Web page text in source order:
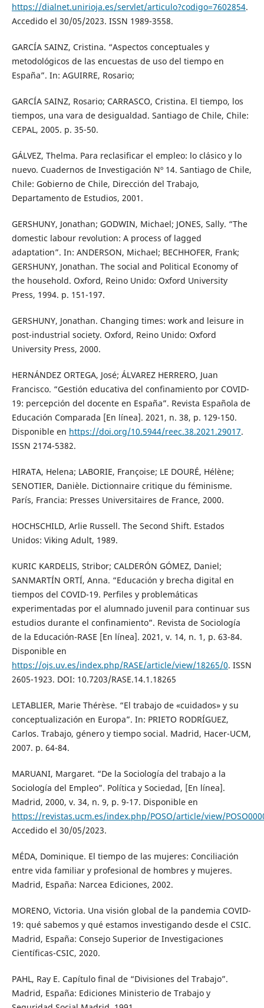
https://dialnet.unirioja.es/servlet/articulo?codigo=7602854.
Accedido el 30/05/2023. ISSN 1989-3558.
GARCÍA SAINZ, Cristina. “Aspectos conceptuales y
metodológicos de las encuestas de uso del tiempo en
España”. In: AGUIRRE, Rosario;
GARCÍA SAINZ, Rosario; CARRASCO, Cristina. El tiempo, los
tiempos, una vara de desigualdad. Santiago de Chile, Chile:
CEPAL, 2005. p. 35-50.
GÁLVEZ, Thelma. Para reclasificar el empleo: lo clásico y lo
nuevo. Cuadernos de Investigación Nº 14. Santiago de Chile,
Chile: Gobierno de Chile, Dirección del Trabajo,
Departamento de Estudios, 2001.
GERSHUNY, Jonathan; GODWIN, Michael; JONES, Sally. “The
domestic labour revolution: A process of lagged
adaptation”. In: ANDERSON, Michael; BECHHOFER, Frank;
GERSHUNY, Jonathan. The social and Political Economy of
the household. Oxford, Reino Unido: Oxford University
Press, 1994. p. 151-197.
GERSHUNY, Jonathan. Changing times: work and leisure in
post-industrial society. Oxford, Reino Unido: Oxford
University Press, 2000.
HERNÁNDEZ ORTEGA, José; ÁLVAREZ HERRERO, Juan
Francisco. “Gestión educativa del confinamiento por COVID-
19: percepción del docente en España”. Revista Española de
Educación Comparada [En línea]. 2021, n. 38, p. 129-150.
Disponible en https://doi.org/10.5944/reec.38.2021.29017.
ISSN 2174-5382.
HIRATA, Helena; LABORIE, Françoise; LE DOURÉ, Hélène;
SENOTIER, Danièle. Dictionnaire critique du féminisme.
París, Francia: Presses Universitaires de France, 2000.
HOCHSCHILD, Arlie Russell. The Second Shift. Estados
Unidos: Viking Adult, 1989.
KURIC KARDELIS, Stribor; CALDERÓN GÓMEZ, Daniel;
SANMARTÍN ORTÍ, Anna. “Educación y brecha digital en
tiempos del COVID-19. Perfiles y problemáticas
experimentadas por el alumnado juvenil para continuar sus
estudios durante el confinamiento”. Revista de Sociología
de la Educación-RASE [En línea]. 2021, v. 14, n. 1, p. 63-84.
Disponible en
https://ojs.uv.es/index.php/RASE/article/view/18265/0. ISSN
2605-1923. DOI: 10.7203/RASE.14.1.18265
LETABLIER, Marie Thérèse. “El trabajo de «cuidados» y su
conceptualización en Europa”. In: PRIETO RODRÍGUEZ,
Carlos. Trabajo, género y tiempo social. Madrid, Hacer-UCM,
2007. p. 64-84.
MARUANI, Margaret. “De la Sociología del trabajo a la
Sociología del Empleo”. Política y Sociedad, [En línea].
Madrid, 2000, v. 34, n. 9, p. 9-17. Disponible en
https://revistas.ucm.es/index.php/POSO/article/view/
Accedido el 30/05/2023.
MÉDA, Dominique. El tiempo de las mujeres: Conciliación
entre vida familiar y profesional de hombres y mujeres.
Madrid, España: Narcea Ediciones, 2002.
MORENO, Victoria. Una visión global de la pandemia COVID-
19: qué sabemos y qué estamos investigando desde el CSIC.
Madrid, España: Consejo Superior de Investigaciones
Científicas-CSIC, 2020.
PAHL, Ray E. Capítulo final de “Divisiones del Trabajo”.
Madrid, España: Ediciones Ministerio de Trabajo y